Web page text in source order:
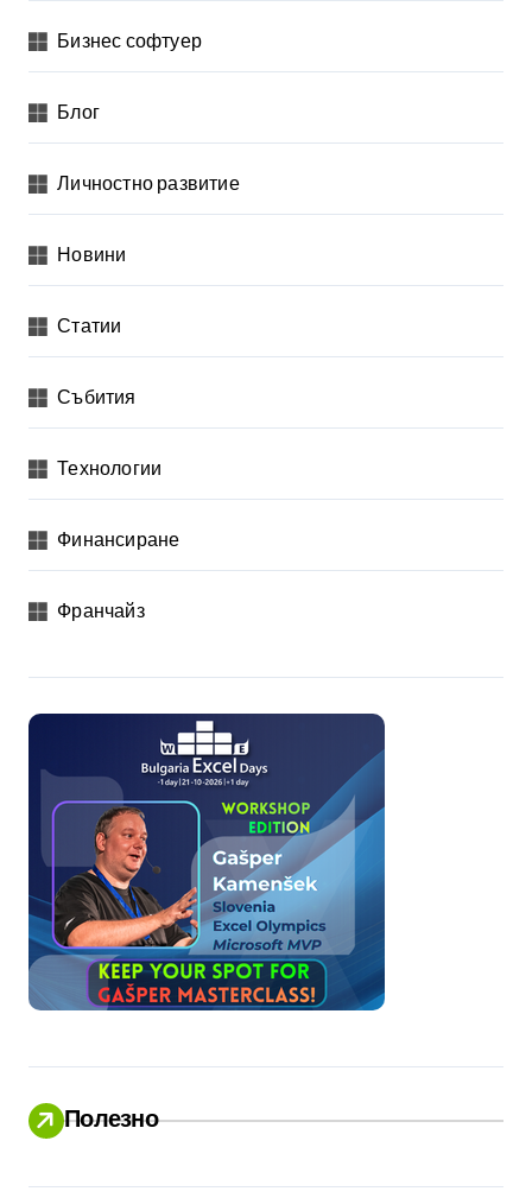
Бизнес софтуер
Блог
Личностно развитие
Новини
Статии
Събития
Технологии
Финансиране
Франчайз
Полезно